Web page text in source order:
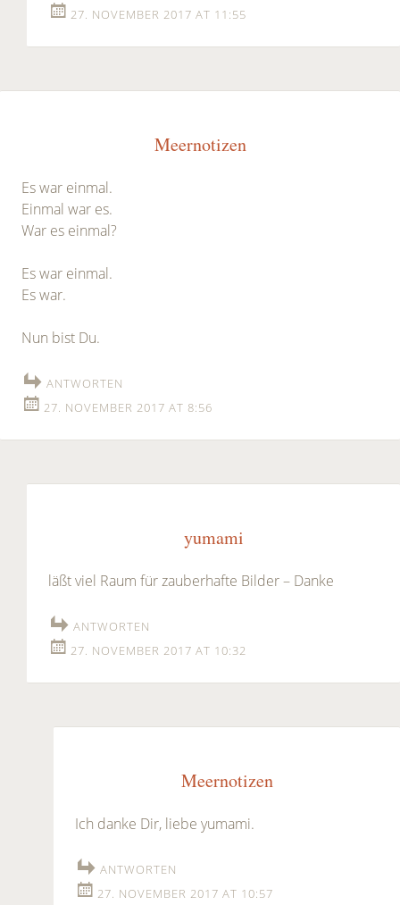
27. NOVEMBER 2017 AT 11:55
Meernotizen
Es war einmal.
Einmal war es.
War es einmal?
Es war einmal.
Es war.
Nun bist Du.
ANTWORTEN
27. NOVEMBER 2017 AT 8:56
yumami
läßt viel Raum für zauberhafte Bilder – Danke
ANTWORTEN
27. NOVEMBER 2017 AT 10:32
Meernotizen
Ich danke Dir, liebe yumami.
ANTWORTEN
27. NOVEMBER 2017 AT 10:57